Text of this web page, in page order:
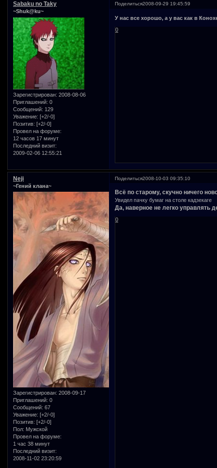
Поделиться2008-09-29 19:45:59
Sabaku no Taky
~Shuk@ku~
Зарегистрирован: 2008-08-06
Приглашений: 0
Сообщений: 129
Уважение: [+2/-0]
Позитив: [+2/-0]
Провел на форуме:
12 часов 17 минут
Последний визит:
2009-02-06 12:55:21
У нас все хорошо, а у вас как в
0
Поделиться2008-10-03 09:35:10
Neji
~Гений клана~
Зарегистрирован: 2008-09-17
Приглашений: 0
Сообщений: 67
Уважение: [+2/-0]
Позитив: [+2/-0]
Пол: Мужской
Провел на форуме:
1 час 38 минут
Последний визит:
2008-11-02 23:20:59
Всё по старому, скучно ничего
Увидел пачку бумаг на столе кадзекаге
Да, наверное не легко управлять
0